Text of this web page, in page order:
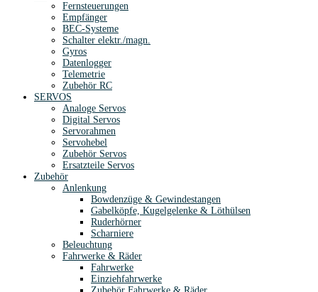
Fernsteuerungen
Empfänger
BEC-Systeme
Schalter elektr./magn.
Gyros
Datenlogger
Telemetrie
Zubehör RC
SERVOS
Analoge Servos
Digital Servos
Servorahmen
Servohebel
Zubehör Servos
Ersatzteile Servos
Zubehör
Anlenkung
Bowdenzüge & Gewindestangen
Gabelköpfe, Kugelgelenke & Löthülsen
Ruderhörner
Scharniere
Beleuchtung
Fahrwerke & Räder
Fahrwerke
Einziehfahrwerke